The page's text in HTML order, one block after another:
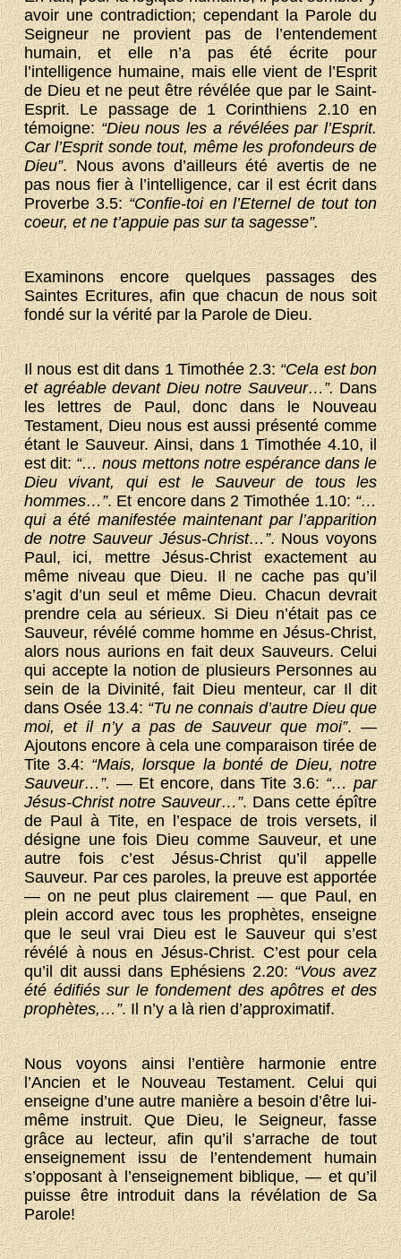
avoir une contradiction; cependant la Parole du
Seigneur ne provient pas de l’entendement
humain, et elle n’a pas été écrite pour
l’intelligence humaine, mais elle vient de l’Esprit
de Dieu et ne peut être révélée que par le Saint-
Esprit. Le passage de 1 Corinthiens 2.10 en
témoigne:“Dieu nous les a révélées par l’Esprit.
Car l’Esprit sonde tout, même les profondeurs de
Dieu”. Nous avons d’ailleurs été avertis de ne
pas nous fier à l’intelligence, car il est écrit dans
Proverbe 3.5:“Confie-toi en l’Eternel de tout ton
coeur, et ne t’appuie pas sur ta sagesse”.
Examinons encore quelques passages des
Saintes Ecritures, afin que chacun de nous soit
fondé sur la vérité par la Parole de Dieu.
Il nous est dit dans 1 Timothée 2.3:“Cela est bon
et agréable devant Dieu notre Sauveur…”.Dans
les lettres de Paul, donc dans le Nouveau
Testament, Dieu nous est aussi présenté comme
étant le Sauveur. Ainsi, dans 1 Timothée 4.10, il
est dit:“… nous mettons notre espérance dans le
Dieu vivant, qui est le Sauveur de tous les
hommes…”. Et encore dans 2 Timothée 1.10:“…
qui a été manifestée maintenant par l’apparition
de notre Sauveur Jésus-Christ…”. Nous voyons
Paul, ici, mettre Jésus-Christ exactement au
même niveau que Dieu. Il ne cache pas qu’il
s’agit d’un seul et même Dieu. Chacun devrait
prendre cela au sérieux. Si Dieu n’était pas ce
Sauveur, révélé comme homme en Jésus-Christ,
alors nous aurions en fait deux Sauveurs. Celui
qui accepte la notion de plusieurs Personnes au
sein de la Divinité, fait Dieu menteur, car Il dit
dans Osée 13.4:“Tu ne connais d’autre Dieu que
moi, et il n’y a pas de Sauveur que moi”. —
Ajoutons encore à cela une comparaison tirée de
Tite 3.4:“Mais, lorsque la bonté de Dieu, notre
Sauveur…”.— Et encore, dans Tite 3.6:“… par
Jésus-Christ notre Sauveur…”. Dans cette épître
de Paul à Tite, en l’espace de trois versets, il
désigne une fois Dieu comme Sauveur, et une
autre fois c’est Jésus-Christ qu’il appelle
Sauveur. Par ces paroles, la preuve est apportée
— on ne peut plus clairement — que Paul, en
plein accord avec tous les prophètes, enseigne
que le seul vrai Dieu est le Sauveur qui s’est
révélé à nous en Jésus-Christ. C’est pour cela
qu’il dit aussi dans Ephésiens 2.20:“Vous avez
été édifiés sur le fondement des apôtres et des
prophètes,…”. Il n’y a là rien d’approximatif.
Nous voyons ainsi l’entière harmonie entre
l’Ancien et le Nouveau Testament. Celui qui
enseigne d’une autre manière a besoin d’être lui-
même instruit. Que Dieu, le Seigneur, fasse
grâce au lecteur, afin qu’il s’arrache de tout
enseignement issu de l’entendement humain
s’opposant à l’enseignement biblique, — et qu’il
puisse être introduit dans la révélation de Sa
Parole!